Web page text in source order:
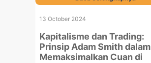
13 October 2024
Kapitalisme dan Trading:
Prinsip Adam Smith dalam
Memaksimalkan Cuan di